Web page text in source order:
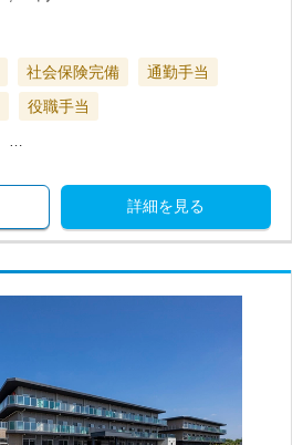
社会保険完備
通勤手当
役職手当
…
詳細を見る